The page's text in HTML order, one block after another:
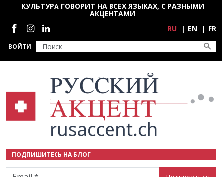
Перейти к основному содержанию
ВОЙТИ
КУЛЬТУРА ГОВОРИТ НА ВСЕХ ЯЗЫКАХ, С РАЗНЫМИ
АКЦЕНТАМИ
Социальные сети
RU EN FR
ПОДПИШИТЕСЬ НА БЛОГ
Email